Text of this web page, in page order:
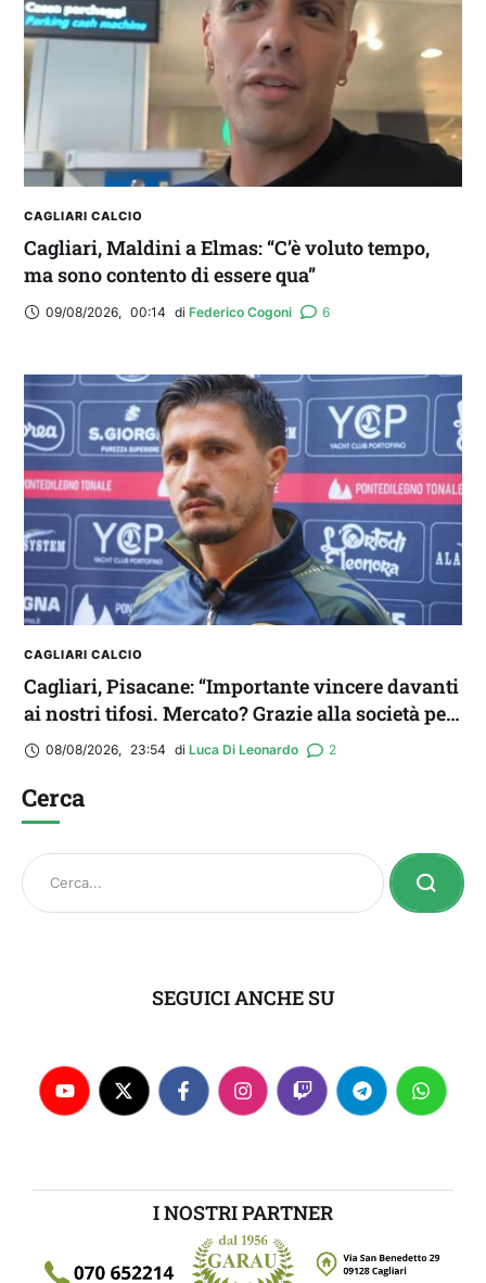
CAGLIARI CALCIO
Cagliari, Maldini a Elmas: “C’è voluto tempo,
ma sono contento di essere qua”
09/08/2026, 00:14 di Federico Cogoni 6
CAGLIARI CALCIO
Cagliari, Pisacane: “Importante vincere davanti
ai nostri tifosi. Mercato? Grazie alla società per
il triplo colpo”
08/08/2026, 23:54 di Luca Di Leonardo 2
Cerca
SEGUICI ANCHE SU
I NOSTRI PARTNER